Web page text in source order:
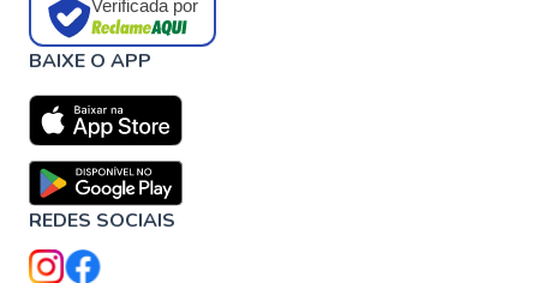
Verificada por
BAIXE O APP
REDES SOCIAIS